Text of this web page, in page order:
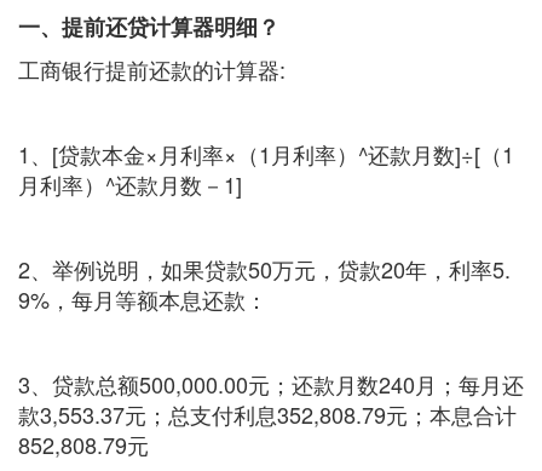
一、提前还贷计算器明细？
工商银行提前还款的计算器:
1、[贷款本金×月利率×（1月利率）^还款月数]÷[（1
月利率）^还款月数－1]
2、举例说明，如果贷款50万元，贷款20年，利率5.
9%，每月等额本息还款：
3、贷款总额500,000.00元；还款月数240月；每月还
款3,553.37元；总支付利息352,808.79元；本息合计
852,808.79元